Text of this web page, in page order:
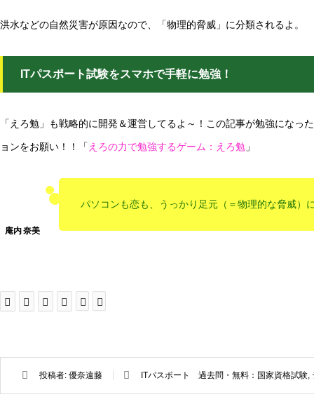
洪水などの自然災害が原因なので、「物理的脅威」に分類されるよ。
ITパスポート試験をスマホで手軽に勉強！
「えろ勉」も戦略的に開発＆運営してるよ～！この記事が勉強にな
ョンをお願い！！「 えろの力で勉強するゲーム：えろ勉 」
パソコンも恋も、うっかり足元（＝物理的な脅威）
投稿者: 優奈遠藤 ITパスポート 過去問・無料：国家資格試験,